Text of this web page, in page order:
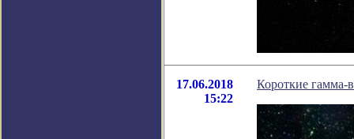
17.06.2018
15:22
Короткие гамма-